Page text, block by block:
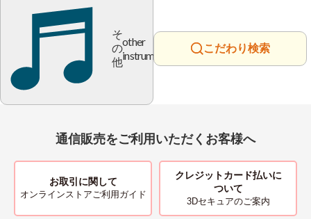
そ
の
他
other
instrument
こだわり検索
通信販売をご利用いただくお客様へ
お取引に関して
オンラインストアご利用ガイド
クレジットカード払いに
ついて
3Dセキュアのご案内